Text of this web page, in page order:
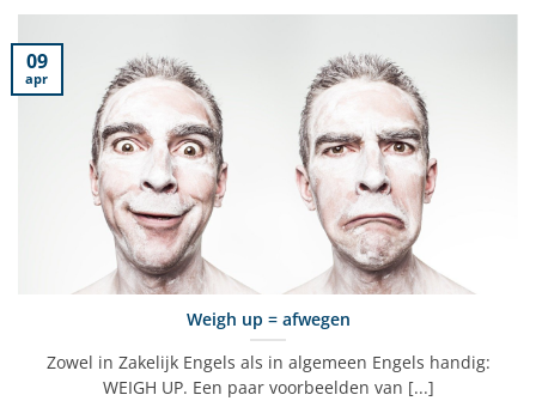
Weigh up = afwegen
Zowel in Zakelijk Engels als in algemeen Engels handig:
WEIGH UP. Een paar voorbeelden van [...]
09
apr